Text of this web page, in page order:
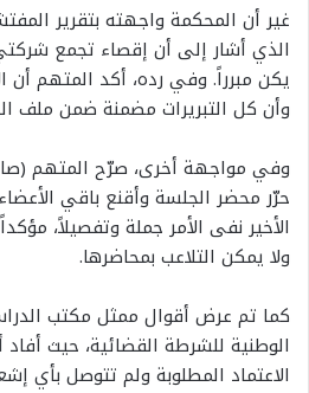
غير أن المحكمة واجهته بتقرير
الذي أشار إلى أن إقصاء تجمع
يكن مبرراً. وفي رده، أكد المتهم أن
وأن كل التبريرات مضمنة ضمن ملف
وفي مواجهة أخرى، صرّح المتهم
حرّر محضر الجلسة وأقنع باقي
الأخير نفى الأمر جملة وتفصيلاً،
ولا يمكن التلاعب بمحاضرها.
كما تم عرض أقوال ممثل مكتب
الوطنية للشرطة القضائية، حيث
الاعتماد المطلوبة ولم تتوصل بأي